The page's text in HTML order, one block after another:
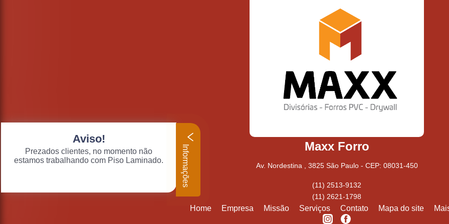
Maxx Forro
Av. Nordestina , 3825 São Paulo - CEP: 08031-450
(11) 2513-9132
(11) 2621-1798
Home Empresa Missão Serviços Contato Mapa do site
Aviso!
Prezados clientes, no momento não
estamos trabalhando com Piso Laminado.
Informações